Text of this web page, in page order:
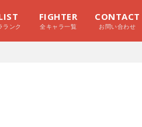
ランク
FIGHTER
全キャラ一覧
CONTACT
お問い合わせ